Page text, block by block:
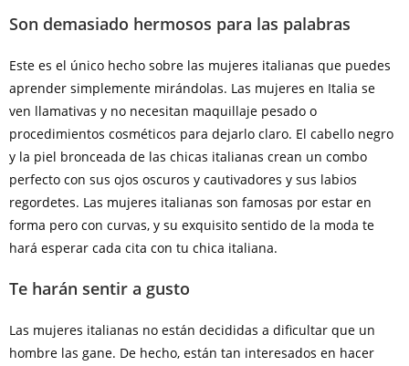
Son demasiado hermosos para las palabras
Este es el único hecho sobre las mujeres italianas que puedes
aprender simplemente mirándolas. Las mujeres en Italia se
ven llamativas y no necesitan maquillaje pesado o
procedimientos cosméticos para dejarlo claro. El cabello negro
y la piel bronceada de las chicas italianas crean un combo
perfecto con sus ojos oscuros y cautivadores y sus labios
regordetes. Las mujeres italianas son famosas por estar en
forma pero con curvas, y su exquisito sentido de la moda te
hará esperar cada cita con tu chica italiana.
Te harán sentir a gusto
Las mujeres italianas no están decididas a dificultar que un
hombre las gane. De hecho, están tan interesados en hacer